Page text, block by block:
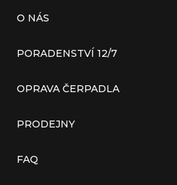
O NÁS
PORADENSTVÍ 12/7
OPRAVA ČERPADLA
PRODEJNY
FAQ